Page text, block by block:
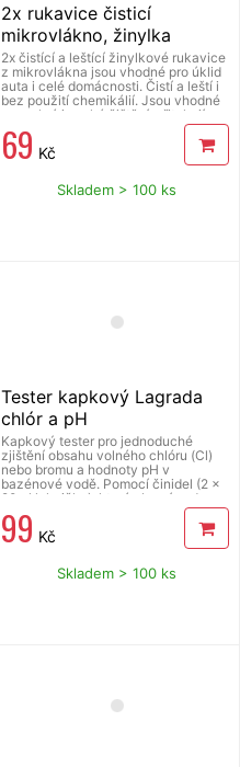
2x rukavice čisticí
mikrovlákno, žinylka
Lagrada
2x čistící a leštící žinylkové rukavice
z mikrovlákna jsou vhodné pro úklid
auta i celé domácnosti. Čistí a leští i
bez použití chemikálií. Jsou vhodné
na mokré i suché čištění, přitahují
nečistoty jako magnet. Materiál
žinylkové mikrovlákno 100%
polyester + mikrovlákno 85 %
cm, šířka 17 cm, průměr manžety 11,5
cm, šířka manžety 4 cm.
69 Kč
Skladem > 100 ks
Tester kapkový Lagrada
chlór a pH
Kapkový tester pro jednoduché
zjištění obsahu volného chlóru (Cl)
nebo bromu a hodnoty pH v
bazénové vodě. Pomocí činidel (2 x
20ml lahvičky), která zbarví vodu v
testovací tubě do určitého odstínu,
určíte s barevnou stupnicí naměřenou
hodnotu. Baleno v plastové krabičce
nepostradatelný pro zajištění
správného fungování (dávkování
99 Kč
Skladem > 100 ks